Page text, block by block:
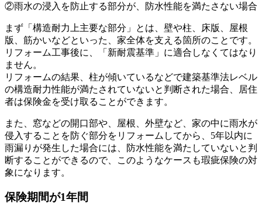
②雨水の浸入を防止する部分が、防水性能を満たさない場合
まず「構造耐力上主要な部分」とは、壁や柱、床版、屋根
版、筋かいなどといった、家全体を支える箇所のことです。
リフォーム工事後に、「新耐震基準」に適合しなくてはなり
ません。
リフォームの結果、柱が傾いているなどで建築基準法レベル
の構造耐力性能が満たされていないと判断された場合、居住
者は保険金を受け取ることができます。
また、窓などの開口部や、屋根、外壁など、家の中に雨水が
侵入することを防ぐ部分をリフォームしてから、5年以内に
雨漏りが発生した場合には、防水性能を満たしていないと判
断することができるので、このようなケースも瑕疵保険の対
象になります。
保険期間が1年間